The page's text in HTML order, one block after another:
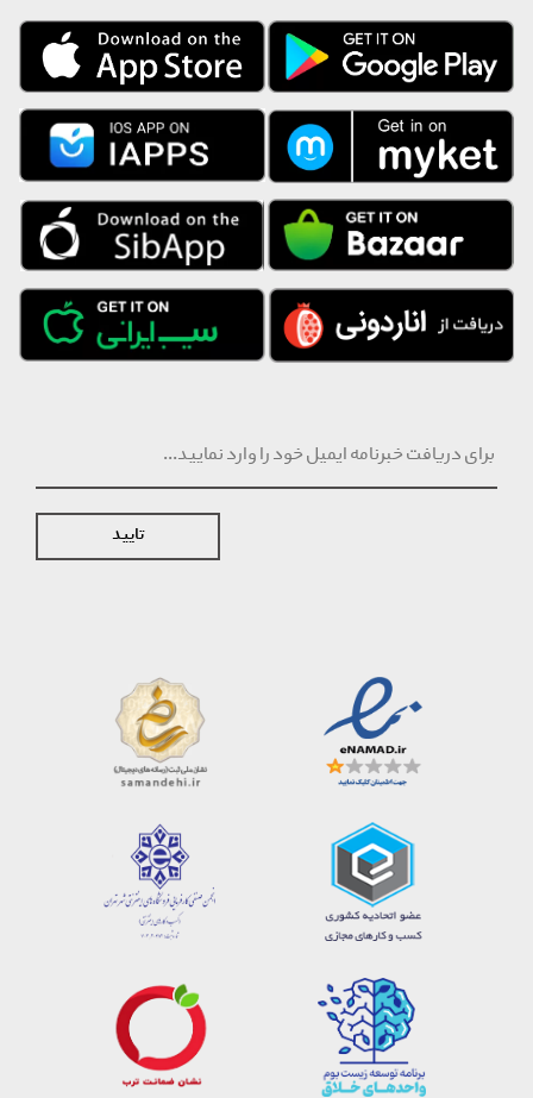
تایید